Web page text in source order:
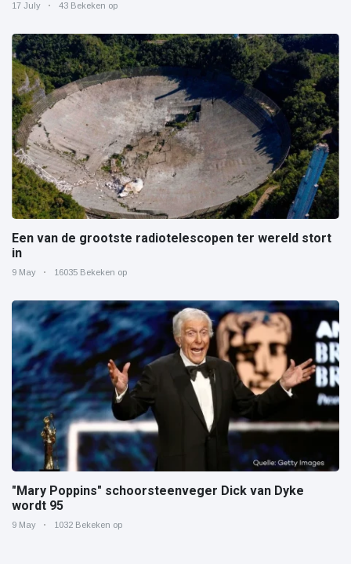
17 July 43 Bekeken op
Een van de grootste radiotelescopen ter wereld stort
in
9 May 16035 Bekeken op
"Mary Poppins" schoorsteenveger Dick van Dyke
wordt 95
9 May 1032 Bekeken op